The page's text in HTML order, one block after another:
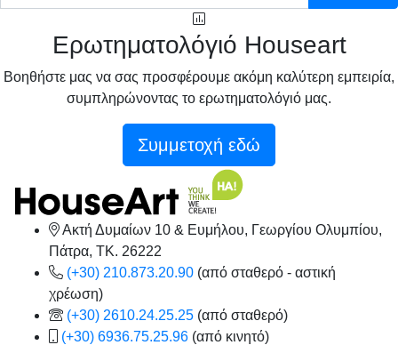
Ερωτηματολόγιό Houseart
Βοηθήστε μας να σας προσφέρουμε ακόμη καλύτερη εμπειρία,
συμπληρώνοντας το ερωτηματολόγιό μας.
Συμμετοχή εδώ
Ακτή Δυμαίων 10 & Ευμήλου, Γεωργίου Ολυμπίου,
Πάτρα, TK. 26222
(+30) 210.873.20.90 (από σταθερό - αστική
χρέωση)
(+30) 2610.24.25.25 (από σταθερό)
(+30) 6936.75.25.96 (από κινητό)